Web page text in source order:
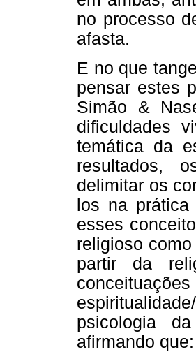
no processo
afasta.
E no que
pensar estes
Simão &
dificuldades
temática da
resultados,
delimitar os
los na prática
esses
religioso
partir da
psicologia
afirmando que: